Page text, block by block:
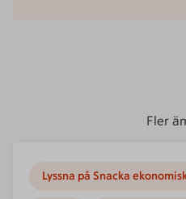
Fler
Lyssna på Snacka